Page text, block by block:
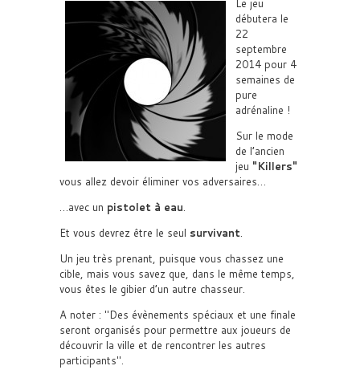
Le jeu
débutera le
22
septembre
2014 pour 4
semaines de
pure
adrénaline !
Sur le mode
de l’ancien
jeu
Killers
vous allez devoir éliminer vos adversaires…
…avec un pistolet à eau.
Et vous devrez être le seul survivant.
Un jeu très prenant, puisque vous chassez une
cible, mais vous savez que, dans le même temps,
vous êtes le gibier d’un autre chasseur.
A noter :
Des évènements spéciaux et une finale
seront organisés pour permettre aux joueurs de
découvrir la ville et de rencontrer les autres
participants .